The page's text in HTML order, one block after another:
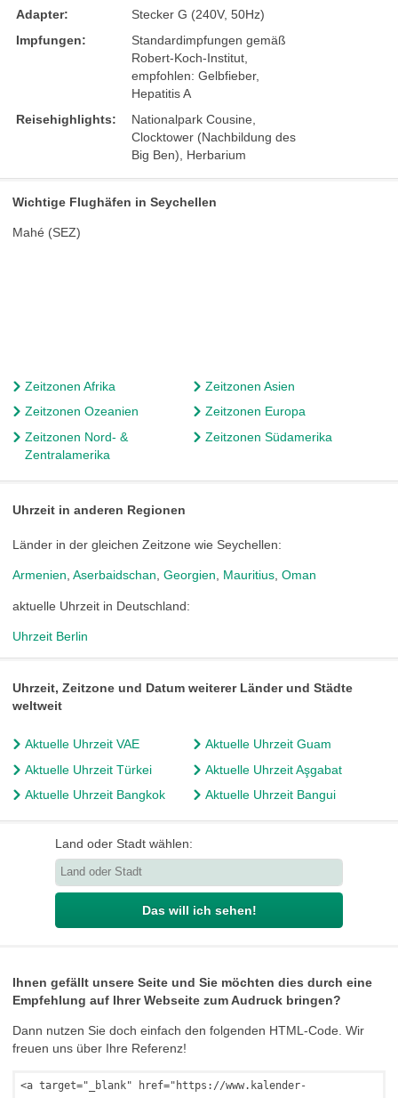
Adapter:
Stecker G (240V, 50Hz)
Impfungen:
Standardimpfungen gemäß
Robert-Koch-Institut,
empfohlen: Gelbfieber,
Hepatitis A
Reisehighlights:
Nationalpark Cousine,
Clocktower (Nachbildung des
Big Ben), Herbarium
Wichtige Flughäfen in Seychellen
Mahé (SEZ)
Zeitzonen Afrika
Zeitzonen Asien
Zeitzonen Ozeanien
Zeitzonen Europa
Zeitzonen Nord- &
Zentralamerika
Zeitzonen Südamerika
Uhrzeit in anderen Regionen
Länder in der gleichen Zeitzone wie Seychellen:
Armenien,Aserbaidschan,Georgien, Mauritius,Oman
aktuelle Uhrzeit in Deutschland:
Uhrzeit Berlin
Uhrzeit, Zeitzone und Datum weiterer Länder und Städte
weltweit
Aktuelle Uhrzeit VAE
Aktuelle Uhrzeit Guam
Aktuelle Uhrzeit Türkei
Aktuelle Uhrzeit Aşgabat
Aktuelle Uhrzeit Bangkok
Aktuelle Uhrzeit Bangui
Land oder Stadt wählen:
Das will ich sehen!
Ihnen gefällt unsere Seite und Sie möchten dies durch eine
Empfehlung auf Ihrer Webseite zum Audruck bringen?
Dann nutzen Sie doch einfach den folgenden HTML-Code. Wir
freuen uns über Ihre Referenz!
<a target="_blank" href="https://www.kalender-